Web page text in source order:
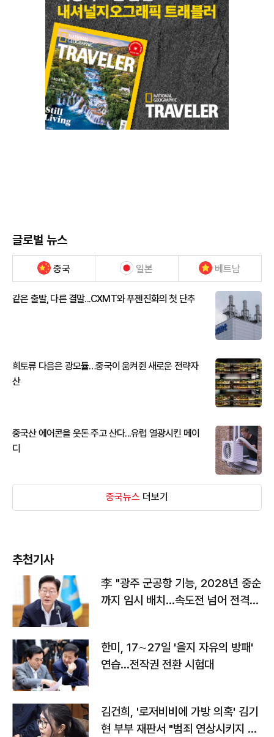
글로벌 뉴스
중국 일본 베트남
같은 출발, 다른 결말...CXMT와 푸젠진화의 첫 단추
희토류 다음은 광모듈…중국이 움켜쥔 새로운 전략자
산
중국산 에어콘을 웃돈 주고 산다...유럽 열광시킨 메이
디
중국뉴스 더보기
추천기사
李 "광주 군공항 기능, 2028년 중순
까지 임시 배치…속도전 넘어 전격
한미, 17∼27일 '을지 자유의 방패'
연습…전작권 전환 시험대
김건희, '로저비비에 가방 의혹' 김기
현 부부 재판서 "범죄 연상시키지 말